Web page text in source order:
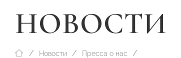
НОВОСТИ
Новости Пресса о нас